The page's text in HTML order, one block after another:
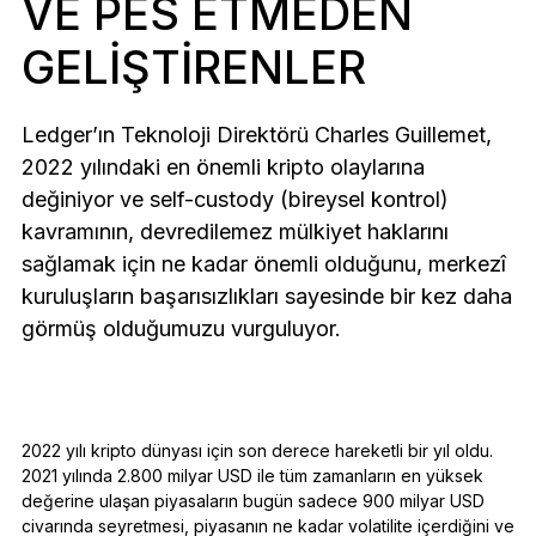
Aksesuarlar
Kurtarma Çözümleri
Sınırlı sayıda
Tüm ürünleri gör
Ledger imzalayıcıları karşılaştırın
VE PES ETMEDEN
GELIŞTIRENLER
Ledger’ın Teknoloji Direktörü Charles Guillemet,
2022 yılındaki en önemli kripto olaylarına
değiniyor ve self-custody (bireysel kontrol)
kavramının, devredilemez mülkiyet haklarını
sağlamak için ne kadar önemli olduğunu, merkezî
kuruluşların başarısızlıkları sayesinde bir kez daha
görmüş olduğumuzu vurguluyor.
2022 yılı kripto dünyası için son derece hareketli bir yıl oldu.
2021 yılında 2.800 milyar USD ile tüm zamanların en yüksek
değerine ulaşan piyasaların bugün sadece 900 milyar USD
civarında seyretmesi, piyasanın ne kadar volatilite içerdiğini ve